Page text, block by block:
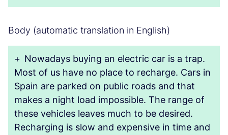
Body (automatic translation in English)
+ Nowadays buying an electric car is a trap.
Most of us have no place to recharge. Cars in
Spain are parked on public roads and that
makes a night load impossible. The range of
these vehicles leaves much to be desired.
Recharging is slow and expensive in time and